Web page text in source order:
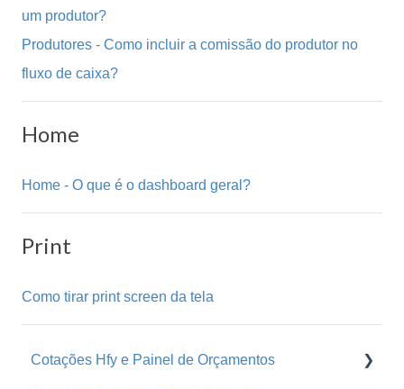
um produtor?
Produtores - Como incluir a comissão do produtor no
fluxo de caixa?
Home
Home - O que é o dashboard geral?
Print
Como tirar print screen da tela
Cotações Hfy e Painel de Orçamentos